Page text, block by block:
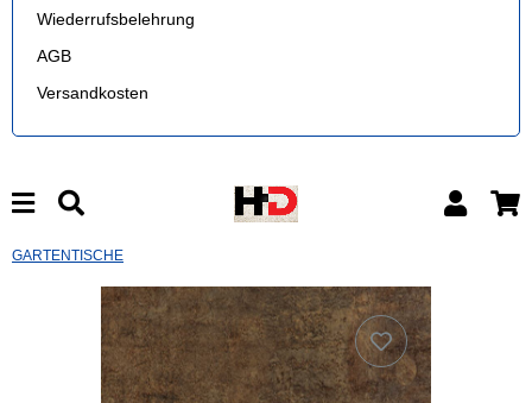
Wiederrufsbelehrung
AGB
Versandkosten
GARTENTISCHE